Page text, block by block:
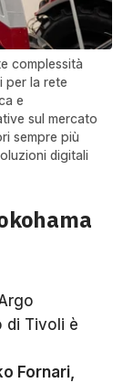
complessità
per la rete
e
sul mercato
sempre più
digitali
di Tivoli è
Fornari,